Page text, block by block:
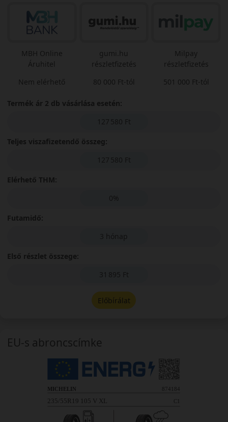
MBH Online
Áruhitel
Nem elérhető
gumi.hu
részletfizetés
80 000 Ft-tól
Milpay
részletfizetés
501 000 Ft-tól
Termék ár 2 db vásárlása esetén:
127 580 Ft
Teljes viszafizetendő összeg:
127 580 Ft
Elérhető THM:
0%
Futamidő:
3 hónap
Első részlet összege:
31 895 Ft
Előbírálat
EU-s abroncscímke